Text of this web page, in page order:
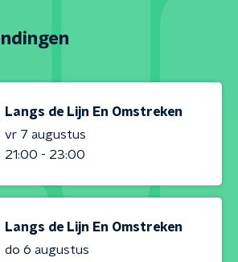
Langs de Lijn En Omstreken
vr 7 augustus
21:00 - 23:00
Langs de Lijn En Omstreken
do 6 augustus